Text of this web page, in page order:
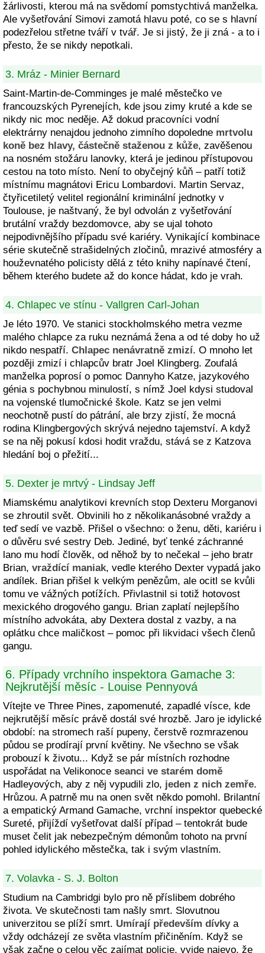
žárlivosti, kterou má na svědomí pomstychtivá manželka.
Ale vyšetřování Simovi zamotá hlavu poté, co se s hlavní
podezřelou střetne tváří v tvář. Je si jistý, že ji zná - a to i
přesto, že se nikdy nepotkali.
3. Mráz - Minier Bernard
Saint-Martin-de-Comminges je malé městečko ve
francouzských Pyrenejích, kde jsou zimy kruté a kde se
nikdy nic moc neděje. Až dokud pracovníci vodní
elektrárny nenajdou jednoho zimního dopoledne mrtvolu
koně bez hlavy, částečně staženou z kůže, zavěšenou
na nosném stožáru lanovky, která je jedinou přístupovou
cestou na toto místo. Není to obyčejný kůň – patří totiž
místnímu magnátovi Ericu Lombardovi. Martin Servaz,
čtyřicetiletý velitel regionální kriminální jednotky v
Toulouse, je naštvaný, že byl odvolán z vyšetřování
brutální vraždy bezdomovce, aby se ujal tohoto
nejpodivnějšího případu své kariéry. Vynikající kombinace
série skutečně strašidelných zločinů, mrazivé atmosféry a
houževnatého policisty dělá z této knihy napínavé čtení,
během kterého budete až do konce hádat, kdo je vrah.
4. Chlapec ve stínu - Vallgren Carl-Johan
Je léto 1970. Ve stanici stockholmského metra vezme
malého chlapce za ruku neznámá žena a od té doby ho už
nikdo nespatří. Chlapec nenávratně zmizí. O mnoho let
později zmizí i chlapcův bratr Joel Klingberg. Zoufalá
manželka poprosí o pomoc Dannyho Katze, jazykového
génia s pochybnou minulostí, s nímž Joel kdysi studoval
na vojenské tlumočnické škole. Katz se jen velmi
neochotně pustí do pátrání, ale brzy zjistí, že mocná
rodina Klingbergových skrývá nejedno tajemství. A když
se na něj pokusí kdosi hodit vraždu, stává se z Katzova
hledání boj o přežití...
5. Dexter je mrtvý - Lindsay Jeff
Miamskému analytikovi krevních stop Dexteru Morganovi
se zhroutil svět. Obvinili ho z několikanásobné vraždy a
teď sedí ve vazbě. Přišel o všechno: o ženu, děti, kariéru i
o důvěru své sestry Deb. Jediné, byť tenké záchranné
lano mu hodí člověk, od něhož by to nečekal – jeho bratr
Brian, vraždící maniak, vedle kterého Dexter vypadá jako
andílek. Brian přišel k velkým penězům, ale ocitl se kvůli
tomu ve vážných potížích. Přivlastnil si totiž hotovost
mexického drogového gangu. Brian zaplatí nejlepšího
místního advokáta, aby Dextera dostal z vazby, a na
oplátku chce maličkost – pomoc při likvidaci všech členů
gangu.
6. Případy vrchního inspektora Gamache 3:
Nejkrutější měsíc - Louise Pennyová
Vítejte ve Three Pines, zapomenuté, zapadlé vísce, kde
nejkrutější měsíc právě dostál své hrozbě. Jaro je idylické
období: na stromech raší pupeny, čerstvě rozmrazenou
půdou se prodírají první květiny. Ne všechno se však
probouzí k životu... Když se pár místních rozhodne
uspořádat na Velikonoce seanci ve starém domě
Hadleyových, aby z něj vypudili zlo, jeden z nich zemře.
Hrůzou. A patrně mu na onen svět někdo pomohl. Brilantní
a empatický Armand Gamache, vrchní inspektor quebecké
Sureté, přijíždí vyšetřovat další případ – tentokrát bude
muset čelit jak nebezpečným démonům tohoto na první
pohled idylického městečka, tak i svým vlastním.
7. Volavka - S. J. Bolton
Studium na Cambridgi bylo pro ně příslibem dobrého
života. Ve skutečnosti tam našly smrt. Slovutnou
univerzitou se plíží smrt. Umírají především dívkya
vždy odcházejí ze světa vlastním přičiněním. Když se
však začne o celou věc zajímat policie, vyjde najevo, že